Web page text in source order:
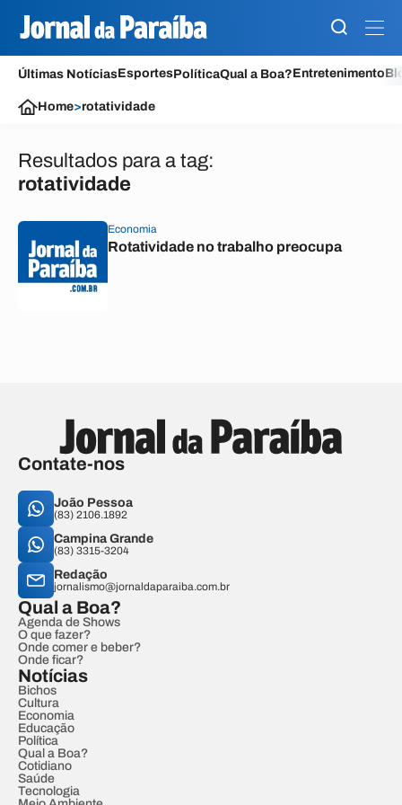
Últimas NotíciasEsportesPolíticaQual a Boa?Entretenimento
Home>rotatividade
Resultados para a tag:
rotatividade
Economia
Rotatividade no trabalho preocupa
Contate-nos
João Pessoa
(83) 2106.1892
Campina Grande
(83) 3315-3204
Redação
jornalismo@jornaldaparaiba.com.br
Qual a Boa?
Agenda de Shows
O que fazer?
Onde comer e beber?
Onde ficar?
Notícias
Bichos
Cultura
Economia
Educação
Política
Qual a Boa?
Cotidiano
Saúde
Tecnologia